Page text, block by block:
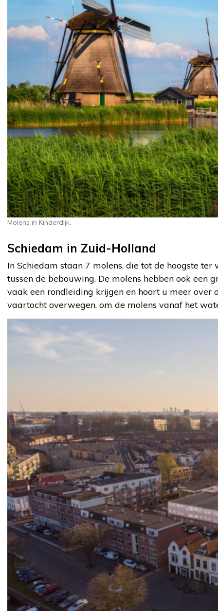
Molens in Kinderdijk.
Schiedam in Zuid-Holland
In Schiedam staan 7 molens, die tot de hoogste
tussen de bebouwing. De molens hebben ook een
vaak een rondleiding krijgen en hoort u meer over
vaartocht overwegen, om de molens vanaf het